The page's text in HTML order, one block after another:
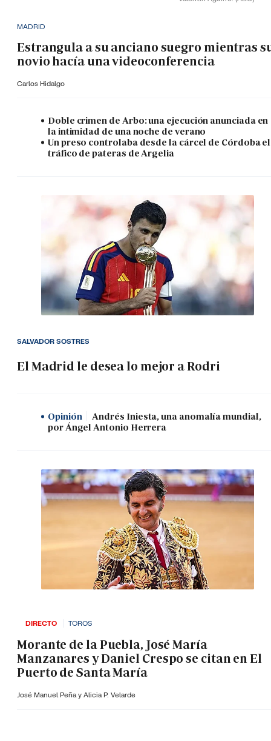
MADRID
Estrangula a su anciano suegro mientras
novio hacía una videoconferencia
Carlos Hidalgo
Doble crimen de Arbo: una ejecución anunciada en
la intimidad de una noche de verano
Un preso controlaba desde la cárcel de Córdoba el
tráfico de pateras de Argelia
El Madrid le desea lo mejor a Rodri
SALVADOR SOSTRES
Opinión
Andrés Iniesta, una anomalía mundial,
por Ángel Antonio Herrera
DIRECTO TOROS
Morante de la Puebla, José María
Manzanares y Daniel Crespo se citan en El
Puerto de Santa María
José Manuel Peña y Alicia P. Velarde